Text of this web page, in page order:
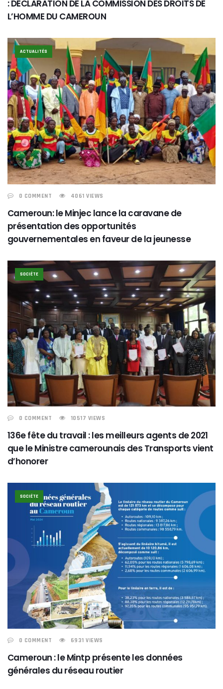
: DÉCLARATION DE LA COMMISSION DES DROITS DE
L’HOMME DU CAMEROUN
ACTUALITÉS
0 COMMENT 4061 VIEWS
Cameroun: le Minjec lance la caravane de
présentation des opportunités
gouvernementales en faveur de la jeunesse
SOCIÉTE
0 COMMENT 10517 VIEWS
136e fête du travail : les meilleurs agents de 2021
que le Ministre camerounais des Transports vient
d’honorer
SOCIÉTE
0 COMMENT 6931 VIEWS
Cameroun : le Mintp présente les données
générales du réseau routier